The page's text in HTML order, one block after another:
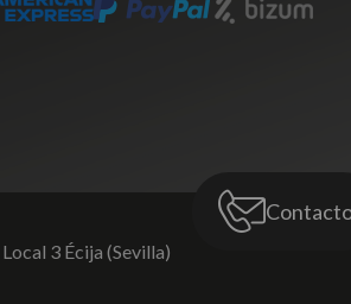
Local 3 Écija (Sevilla)